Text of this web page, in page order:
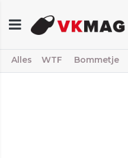
Alles WTF Bommetje